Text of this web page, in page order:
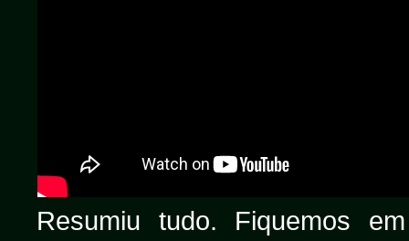
Resumiu tudo. Fiquemos